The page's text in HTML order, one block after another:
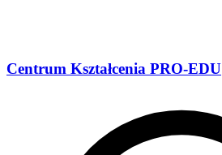
Centrum Kształcenia PRO-EDU